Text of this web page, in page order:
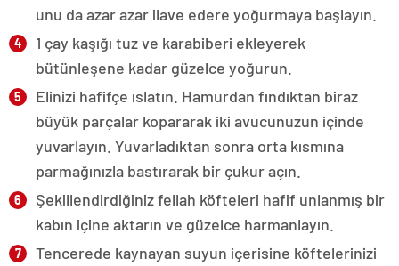
unu da azar azar ilave edere yoğurmaya başlayın.
1 çay kaşığı tuz ve karabiberi ekleyerek
bütünleşene kadar güzelce yoğurun.
Elinizi hafifçe ıslatın. Hamurdan fındıktan biraz
büyük parçalar kopararak iki avucunuzun içinde
yuvarlayın. Yuvarladıktan sonra orta kısmına
parmağınızla bastırarak bir çukur açın.
Şekillendirdiğiniz fellah köfteleri hafif unlanmış bir
kabın içine aktarın ve güzelce harmanlayın.
Tencerede kaynayan suyun içerisine köftelerinizi